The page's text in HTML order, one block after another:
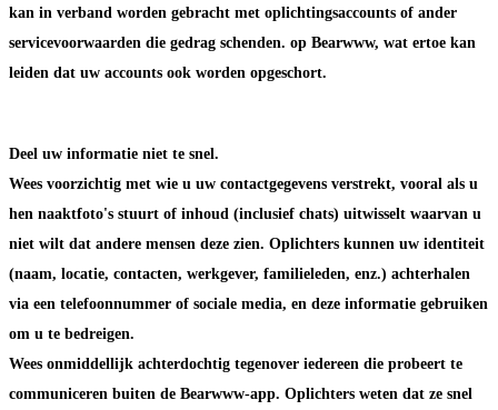
kan in verband worden gebracht met oplichtingsaccounts of ander
servicevoorwaarden die gedrag schenden. op Bearwww, wat ertoe kan
leiden dat uw accounts ook worden opgeschort.
Deel uw informatie niet te snel.
Wees voorzichtig met wie u uw contactgegevens verstrekt, vooral als u
hen naaktfoto's stuurt of inhoud (inclusief chats) uitwisselt waarvan u
niet wilt dat andere mensen deze zien. Oplichters kunnen uw identiteit
(naam, locatie, contacten, werkgever, familieleden, enz.) achterhalen
via een telefoonnummer of sociale media, en deze informatie gebruiken
om u te bedreigen.
Wees onmiddellijk achterdochtig tegenover iedereen die probeert te
communiceren buiten de Bearwww-app. Oplichters weten dat ze snel